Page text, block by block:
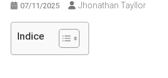
07/11/2025 Jhonathan Tayllor
Indice